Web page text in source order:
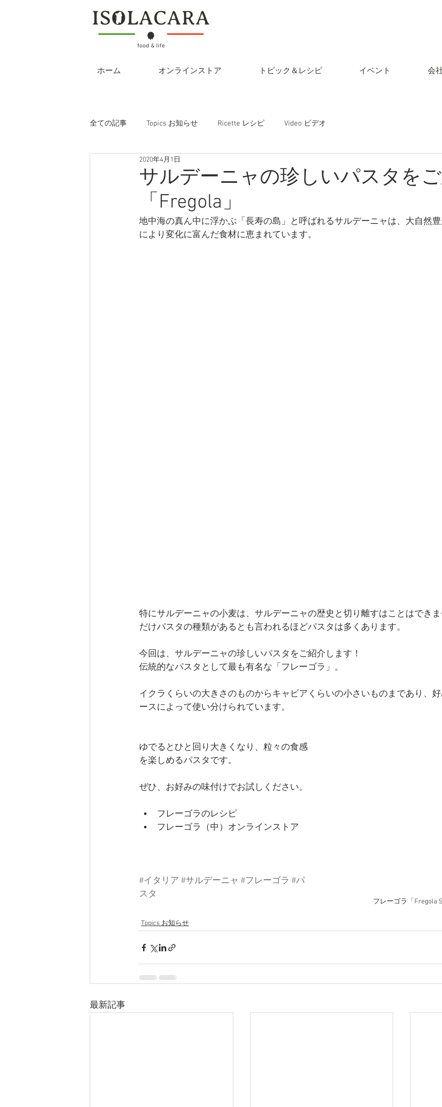
ホーム オンラインストア トピック＆レシピ イベント 会
全ての記事 Topics お知らせ Ricette レシピ Video ビデオ
サルデーニャの珍しいパスタを
「Fregola」
2020年4月1日
地中海の真ん中に浮かぶ「長寿の島」と呼ばれるサルデーニャは、大自然
により変化に富んだ食材に恵まれています。
特にサルデーニャの小麦は、サルデーニャの歴史と切り離すはことはでき
だけパスタの種類があるとも言われるほどパスタは多くあります。
今回は、サルデーニャの珍しいパスタをご紹介します！
伝統的なパスタとして最も有名な「フレーゴラ」。
イクラくらいの大きさのものからキャビアくらいの小さいものまであり、
ースによって使い分けられています。
フレーゴラ「Fregola
ゆでるとひと回り大きくなり、粒々の食感
を楽しめるパスタです。
ぜひ、お好みの味付けでお試しください。
フレーゴラのレシピ
フレーゴラ（中）オンラインストア
#イタリア #サルデーニャ #フレーゴラ #パ
スタ
Topics お知らせ
最新記事